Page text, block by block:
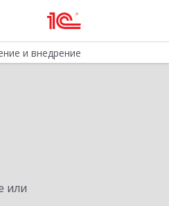
и внедрение
или